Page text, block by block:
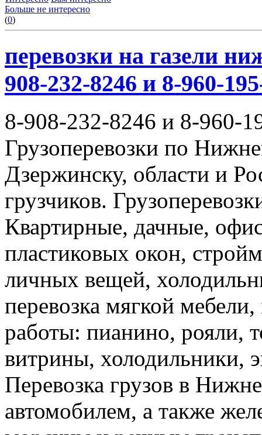
Больше не интересно
(0)
перевозки на газели
908-232-8246 и 8-960-
8-908-232-8246 и 8-960-
Грузоперевозки по
Дзержинску, области и
грузчиков.
Квартирные, дачные,
пластиковых окон,
личных вещей,
перевозка мягкой
работы: пианино, рояли,
витрины, холодильники,
Перевозка грузов в
автомобилем, а также